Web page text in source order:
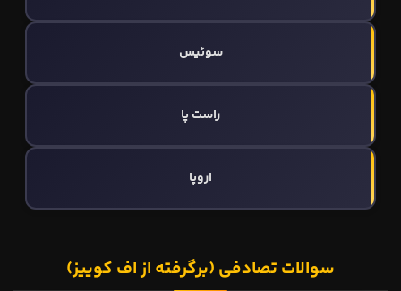
سوئیس
راست پا
اروپا
سوالات تصادفی (برگرفته از اف کوییز)